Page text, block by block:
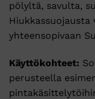
pölyltä, savulta,
Hiukkassuojausta
yhteensopivaan
Käyttökohteet:
perusteella